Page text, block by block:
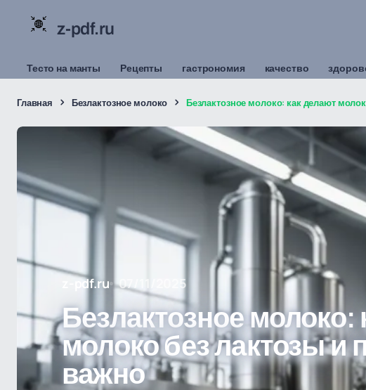
z-pdf.ru
Тесто на манты Рецепты гастрономия качество
Главная Безлактозное молоко Безлактозное молоко: как делают
z-pdf.ru 07/11/2025
Безлактозное молоко:
молоко без лактозы и
важно